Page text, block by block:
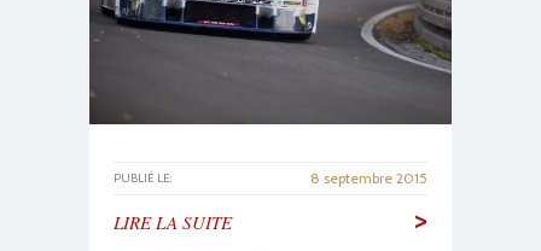
PUBLIÉ LE: 8 septembre 2015
LIRE LA SUITE >